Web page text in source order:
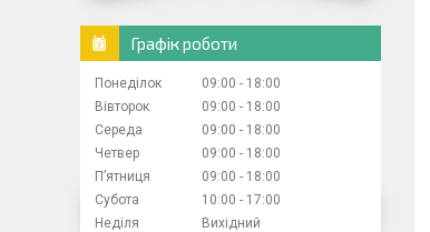
Графік роботи
Понеділок 09:00
18:00
Вівторок
09:00
18:00
Середа
09:00
18:00
Четвер
09:00
18:00
Пʼятниця
09:00
18:00
Субота
10:00
17:00
Неділя
Вихідний